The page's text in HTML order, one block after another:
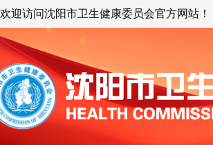
欢迎访问沈阳市卫生健康委员会官方网站！